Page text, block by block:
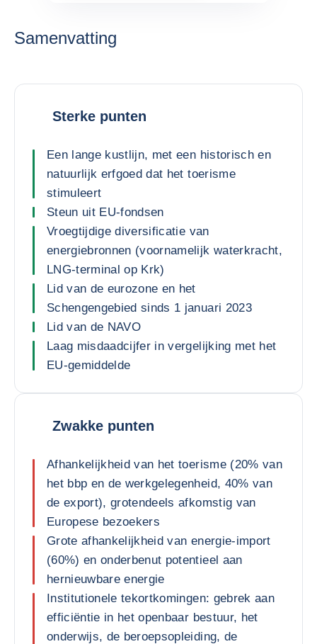
Samenvatting
Sterke punten
Een lange kustlijn, met een historisch en
natuurlijk erfgoed dat het toerisme
stimuleert
Steun uit EU-fondsen
Vroegtijdige diversificatie van
energiebronnen (voornamelijk waterkracht,
LNG-terminal op Krk)
Lid van de eurozone en het
Schengengebied sinds 1 januari 2023
Lid van de NAVO
Laag misdaadcijfer in vergelijking met het
EU-gemiddelde
Zwakke punten
Afhankelijkheid van het toerisme (20% van
het bbp en de werkgelegenheid, 40% van
de export), grotendeels afkomstig van
Europese bezoekers
Grote afhankelijkheid van energie-import
(60%) en onderbenut potentieel aan
hernieuwbare energie
Institutionele tekortkomingen: gebrek aan
efficiëntie in het openbaar bestuur, het
onderwijs, de beroepsopleiding, de